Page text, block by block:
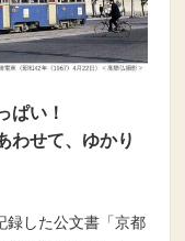
ぱい！
わせて、 ゆかり
した公文書「京都